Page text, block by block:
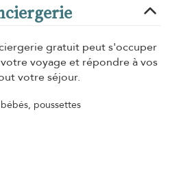
gratuit peut s'occuper
voyage et répondre à vos
votre séjour.
poussettes